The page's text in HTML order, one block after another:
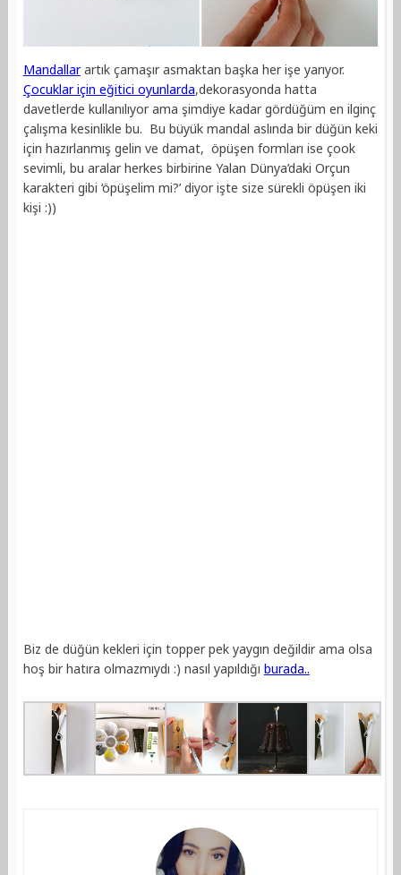
Mandallarartık çamaşır asmaktan başka her işe yarıyor.
Çocuklar için eğitici oyunlarda,dekorasyonda hatta
davetlerde kullanılıyor ama şimdiye kadar gördüğüm en ilginç
çalışma kesinlikle bu. Bu büyük mandal aslında bir düğün keki
için hazırlanmış gelin ve damat, öpüşen formları ise çook
sevimli, bu aralar herkes birbirine Yalan Dünya’daki Orçun
karakteri gibi ‘öpüşelim mi?’ diyor işte size sürekli öpüşen iki
kişi :))
Biz de düğün kekleri için topper pek yaygın değildir ama olsa
hoş bir hatıra olmazmıydı :) nasıl yapıldığı burada..